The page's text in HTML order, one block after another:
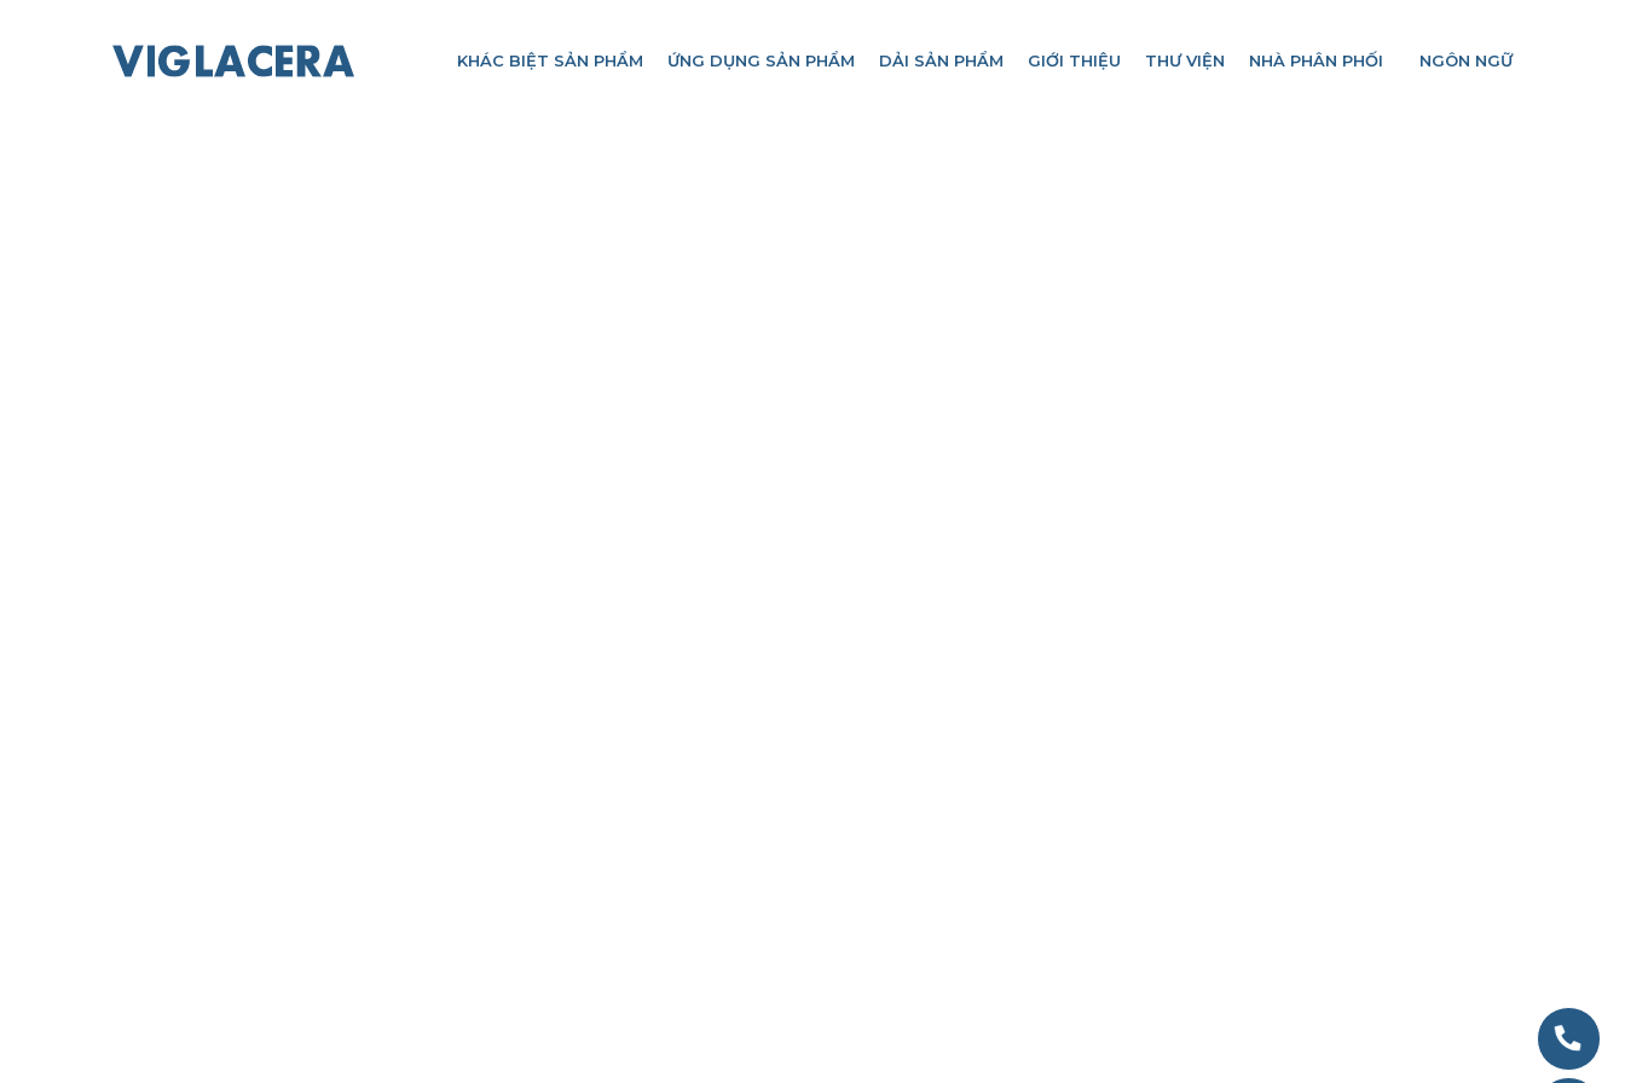
KHÁC BIỆT SẢN PHẨM ỨNG DỤNG SẢN PHẨM DẢI SẢN PHẨM GIỚI THIỆU THƯ VIỆN NHÀ PHÂN PHỐI NGÔN NGỮ